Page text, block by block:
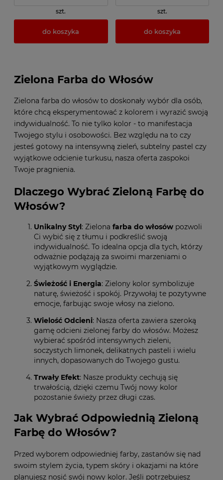
szt.
do koszyka
szt.
do koszyka
Zielona Farba do Włosów
Zielona farba do włosów to doskonały wybór dla osób,
które chcą eksperymentować z kolorem i wyrazić swoją
indywidualność. To nie tylko kolor - to manifestacja
Twojego stylu i osobowości. Bez względu na to czy
jesteś gotowy na intensywną zieleń, subtelny pastel czy
wyjątkowe odcienie turkusu, nasza oferta zaspokoi
Twoje pragnienia.
Dlaczego Wybrać Zieloną Farbę do
Włosów?
Unikalny Styl: Zielona farba do włosów pozwoli
Ci wybić się z tłumu i podkreślić swoją
indywidualność. To idealna opcja dla tych, którzy
odważnie podążają za swoimi marzeniami o
wyjątkowym wyglądzie.
Świeżość i Energia: Zielony kolor symbolizuje
naturę, świeżość i spokój. Przywołaj te pozytywne
emocje, farbując swoje włosy na zielono.
Wielość Odcieni: Nasza oferta zawiera szeroką
gamę odcieni zielonej farby do włosów. Możesz
wybierać spośród intensywnych zieleni,
soczystych limonek, delikatnych pasteli i wielu
innych, dopasowanych do Twojego gustu.
Trwały Efekt: Nasze produkty cechują się
trwałością, dzięki czemu Twój nowy kolor
pozostanie świeży przez długi czas.
Jak Wybrać Odpowiednią Zieloną
Farbę do Włosów?
Przed wyborem odpowiedniej farby, zastanów się nad
swoim stylem życia, typem skóry i okazjami na które
planujesz nosić swój nowy kolor. Jeśli potrzebujesz